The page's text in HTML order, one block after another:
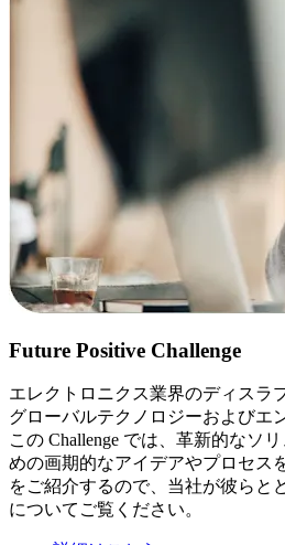
Future Positive Challenge
エレクトロニクス業界のディスラ
グローバルテクノロジーおよびエ
この Challenge では、革新的なソ
めの画期的なアイデアやプロセス
をご紹介するので、当社が彼らと
についてご覧ください。